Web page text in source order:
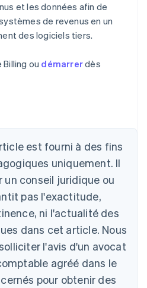
et les données afin de
de revenus en un
des logiciels tiers.
ou démarrerdès
est fourni à des fins
uniquement. Il
conseil juridique ou
pas l'exactitude,
ni l'actualité des
dans cet article. Nous
l'avis d'un avocat
agréé dans le
pour obtenir des
English